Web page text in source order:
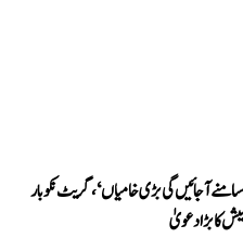
آ جائیں گی بڑی خامیاں‘، گریٹ نکوبار
کا بڑا دعویٰ